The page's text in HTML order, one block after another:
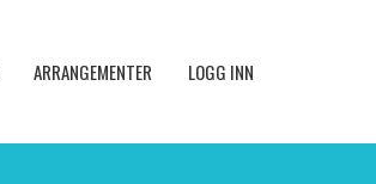
ARRANGEMENTER LOGG INN